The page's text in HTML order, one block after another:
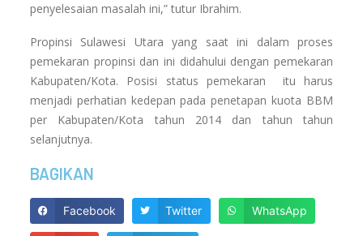
penyelesaian masalah ini,” tutur Ibrahim.
Propinsi Sulawesi Utara yang saat ini dalam proses
pemekaran propinsi dan ini didahului dengan pemekaran
Kabupaten/Kota. Posisi status pemekaran itu harus
menjadi perhatian kedepan pada penetapan kuota BBM
per Kabupaten/Kota tahun 2014 dan tahun tahun
selanjutnya.
BAGIKAN
Facebook Twitter WhatsApp